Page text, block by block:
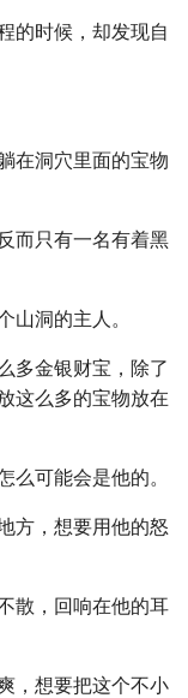
的时候，却发现自
在洞穴里面的宝物
而只有一名有着黑
山洞的主人。
多金银财宝，除了
这么多的宝物放在
么可能会是他的。
方，想要用他的怒
散，回响在他的耳
，想要把这个不小